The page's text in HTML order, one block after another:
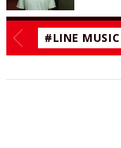
#LINE MUSIC